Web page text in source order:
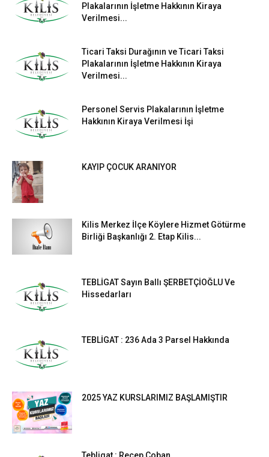
Plakalarının İşletme Hakkının Kiraya
Verilmesi...
Ticari Taksi Durağının ve Ticari Taksi
Plakalarının İşletme Hakkının Kiraya
Verilmesi...
Personel Servis Plakalarının İşletme
Hakkının Kiraya Verilmesi İşi
KAYIP ÇOCUK ARANIYOR
Kilis Merkez İlçe Köylere Hizmet Götürme
Birliği Başkanlığı 2. Etap Kilis...
TEBLİGAT Sayın Ballı ŞERBETÇİOĞLU Ve
Hissedarları
TEBLİGAT : 236 Ada 3 Parsel Hakkında
2025 YAZ KURSLARIMIZ BAŞLAMIŞTIR